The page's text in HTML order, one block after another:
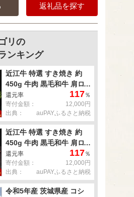
返礼品を探す
リの
ンキング
近江牛 特選 すき焼き 約
450g 牛肉 黒毛和牛 肩ロ
ース モモ すきやき すき焼
き肉 すき焼き用 肉 お肉
牛 和牛 納期 最長3カ月 冷
蔵
還元率 117％
寄付金額：
12,000円
出典：
auPAYふるさと納税
近江牛 特選 すき焼き 約
450g 牛肉 黒毛和牛 肩ロ
ース モモ すきやき すき焼
き肉 すき焼き用 肉 お肉
牛 和牛 納期 最長3カ月 冷
蔵
還元率 117％
寄付金額：
12,000円
出典：
auPAYふるさと納税
令和5年産 茨城県産 コシ